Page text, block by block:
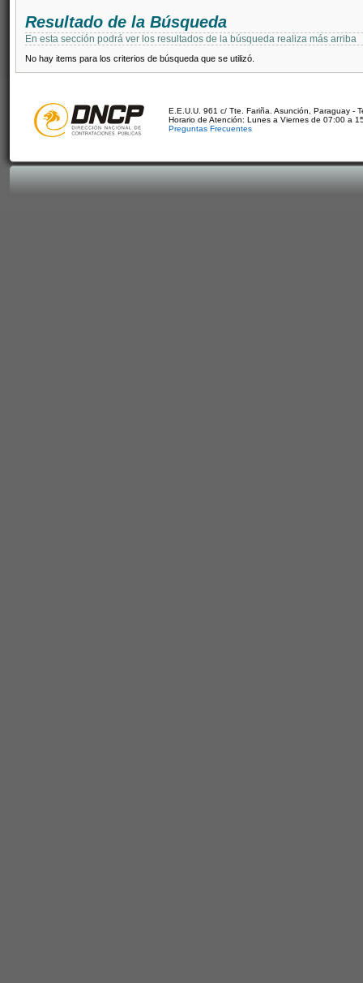
Resultado de la Búsqueda
En esta sección podrá ver los resultados de la búsqueda realiza más arriba
No hay items para los criterios de búsqueda que se utilizó.
E.E.U.U. 961 c/ Tte. Fariña. Asunción, Paraguay -
Horario de Atención: Lunes a Viernes de 07:00 a
Preguntas Frecuentes